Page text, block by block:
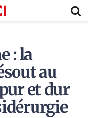
: la
au
et dur